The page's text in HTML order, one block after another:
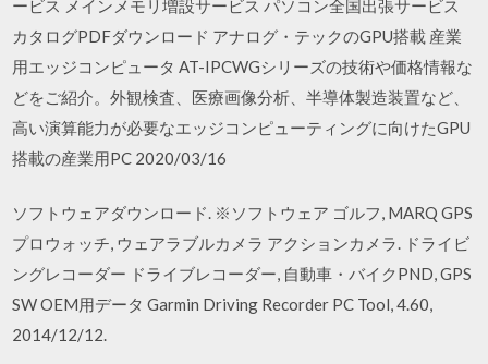
ービス メインメモリ増設サービス パソコン全国出張サービス
カタログPDFダウンロード アナログ・テックのGPU搭載 産業
用エッジコンピュータ AT-IPCWGシリーズの技術や価格情報な
どをご紹介。外観検査、医療画像分析、半導体製造装置など、
高い演算能力が必要なエッジコンピューティングに向けたGPU
搭載の産業用PC 2020/03/16
ソフトウェアダウンロード. ※ソフトウェア ゴルフ, MARQ GPS
プロウォッチ, ウェアラブルカメラ アクションカメラ. ドライビ
ングレコーダー ドライブレコーダー, 自動車・バイクPND, GPS
SW OEM用データ Garmin Driving Recorder PC Tool, 4.60,
2014/12/12.